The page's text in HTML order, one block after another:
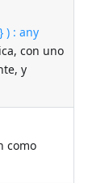
) : any
con uno
y
como